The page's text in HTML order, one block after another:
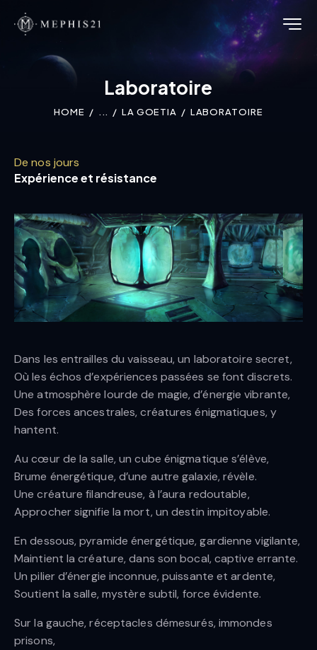
Laboratoire
HOME ... LA GOETIA LABORATOIRE
De nos jours
Expérience et résistance
Dans les entrailles du vaisseau, un laboratoire secret,
Où les échos d’expériences passées se font discrets.
Une atmosphère lourde de magie, d’énergie vibrante,
Des forces ancestrales, créatures énigmatiques, y
hantent.
Au cœur de la salle, un cube énigmatique s’élève,
Brume énergétique, d’une autre galaxie, révèle.
Une créature filandreuse, à l’aura redoutable,
Approcher signifie la mort, un destin impitoyable.
En dessous, pyramide énergétique, gardienne vigilante,
Maintient la créature, dans son bocal, captive errante.
Un pilier d’énergie inconnue, puissante et ardente,
Soutient la salle, mystère subtil, force évidente.
Sur la gauche, réceptacles démesurés, immondes
prisons,